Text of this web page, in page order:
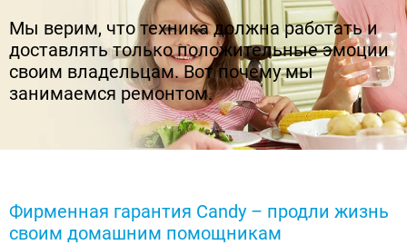
Мы верим, что техника должна работать и
доставлять только положительные эмоции
своим владельцам. Вот почему мы
занимаемся ремонтом.
Фирменная гарантия Candy – продли жизнь
своим домашним помощникам